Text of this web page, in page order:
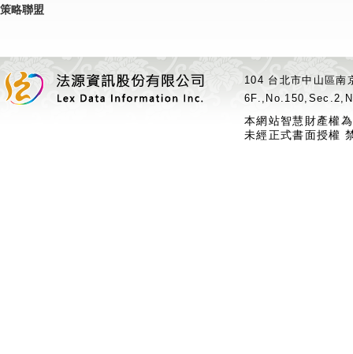
策略聯盟
104 台北市中山區
本網站智慧財產權
未經正式書面授權